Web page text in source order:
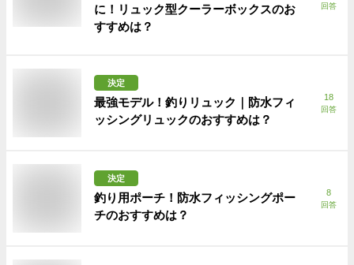
に！リュック型クーラーボックスのお
すすめは？
回答
決定
最強モデル！釣りリュック｜防水フィ
ッシングリュックのおすすめは？
18
回答
決定
釣り用ポーチ！防水フィッシングポー
チのおすすめは？
8
回答